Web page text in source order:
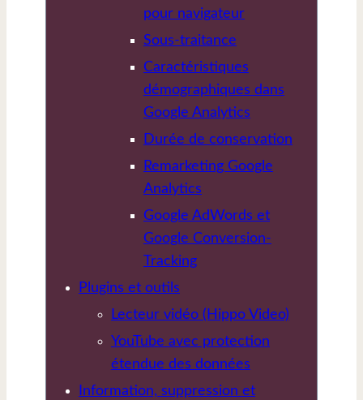
pour navigateur
Sous-traitance
Caractéristiques
démographiques dans
Google Analytics
Durée de conservation
Remarketing Google
Analytics
Google AdWords et
Google Conversion-
Tracking
Plugins et outils
Lecteur vidéo (Hippo Video)
YouTube avec protection
étendue des données
Information, suppression et